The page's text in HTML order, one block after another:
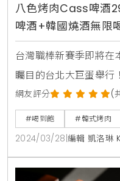
八色烤肉Cass啤酒
啤酒+韓國燒酒無限
享有一組「苦盡甘來
台灣職棒新賽季即將在
矚目的台北大巨蛋舉行
令所有球迷驚喜的酒類
品牌「八色烤肉」台北
別在在3/30、3/31、5/
23:00，更在20:00-
中包含兩種選擇，
網友評分 (
#喝到飽 #韓式烤肉
2024/03/28 編輯 凱洛琳